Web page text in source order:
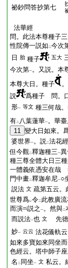
祕鈔問答抄第七
法華經
問。此法本尊種子
性院傳一説如 二今次
日
胎 種子 五大
今次第一。又説。本
本尊大日。種子
説
爲種子 問。
形一 等文 種三何哉
有二 八葉蓮華一。華
11 變大日如來。
婆世界一。説二法花經
但今觀二釋迦種三一
種三尊全體大日三
一體義依憑安在哉
門中畫二釋迦牟尼一○
説法 文 疏第五云。
世尊爲レ令二 此教廣
而演
説之 一。然與二
而説法一也 文
先
妙一 云云 法花儀軌
如來多寶如來同坐
色經云。塔中師子
名 二 同坐一 文 私云。